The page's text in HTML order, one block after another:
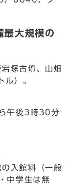
大規模の
塚古墳、山畑
ル）。
午後3時30分
入館料（一般
中学生は無